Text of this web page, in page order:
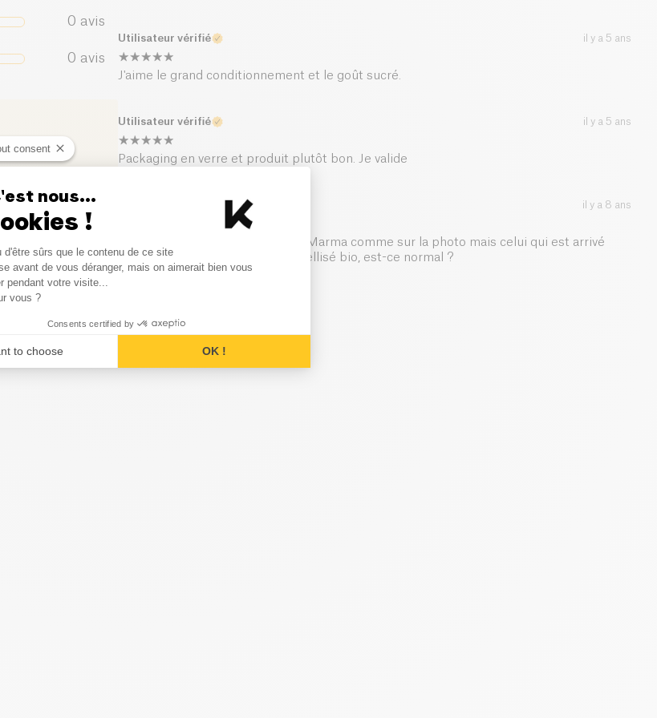
0 avis
0 avis
Utilisateur vérifié il y a 5 ans
J'aime le grand conditionnement et le goût sucré.
Utilisateur vérifié il y a 5 ans
Packaging en verre et produit plutôt bon. Je valide
il y a 8 ans
Bonjour, j'ai commandé le pollen Marma comme sur la photo mais celui qui est arrivé
chez moi est différent et non labellisé bio, est-ce normal ?
consent
nous...
!
Management Platform: Personalize Your Options
d'être sûrs que le contenu de ce site
avant de vous déranger, mais on aimerait bien vous
pendant votre visite...
vous ?
Consents certified by
to choose OK !
Axeptio consent